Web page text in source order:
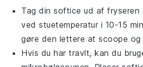
Tag dinsoftice ud af fryseren
ved stuetemperatur i 10-15
gøre den lettere at scoope og
Hvis du har travlt, kan du